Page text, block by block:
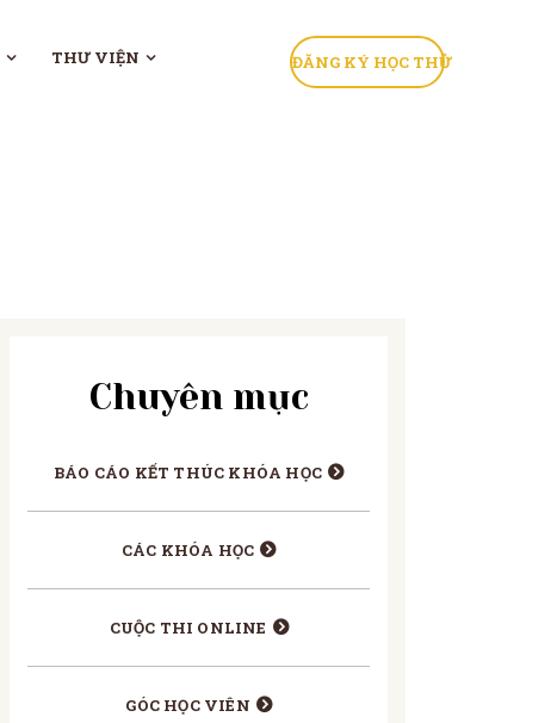
THƯ VIỆN ĐĂNG KÝ HỌC THỬ
Chuyên mục
BÁO CÁO KẾT THÚC KHÓA HỌC
CÁC KHÓA HỌC
CUỘC THI ONLINE
GÓC HỌC VIÊN